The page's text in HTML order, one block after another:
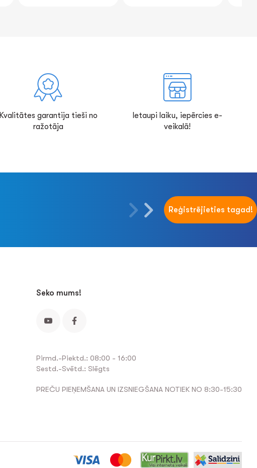
Kvalitātes garantija tieši no
ražotāja
Ietaupi laiku, iepērcies e-
veikalā!
Reģistrējieties tagad!
Seko mums!
Pirmd.-Piektd.: 08:00 - 16:00
Sestd.-Svētd.: Slēgts
PREČU PIEŅEMŠANA UN IZSNIEGŠANA NOTIEK NO 8:30-15:30